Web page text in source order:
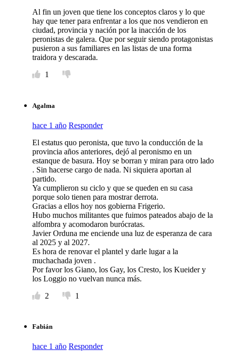
Al fin un joven que tiene los conceptos claros y lo que
hay que tener para enfrentar a los que nos vendieron en
ciudad, provincia y nación por la inacción de los
peronistas de galera. Que por seguir siendo protagonistas
pusieron a sus familiares en las listas de una forma
traidora y descarada.
1
Agalma
hace 1 año Responder
El estatus quo peronista, que tuvo la conducción de la
provincia años anteriores, dejó al peronismo en un
estanque de basura. Hoy se borran y miran para otro lado
. Sin hacerse cargo de nada. Ni siquiera aportan al
partido.
Ya cumplieron su ciclo y que se queden en su casa
porque solo tienen para mostrar derrota.
Gracias a ellos hoy nos gobierna Frigerio.
Hubo muchos militantes que fuimos pateados abajo de la
alfombra y acomodaron burócratas.
Javier Orduna me enciende una luz de esperanza de cara
al 2025 y al 2027.
Es hora de renovar el plantel y darle lugar a la
muchachada joven .
Por favor los Giano, los Gay, los Cresto, los Kueider y
los Loggio no vuelvan nunca más.
2
1
Fabián
hace 1 año Responder